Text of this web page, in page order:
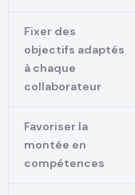
Fixer des
objectifs adaptés
à chaque
collaborateur
Favoriser la
montée en
compétences